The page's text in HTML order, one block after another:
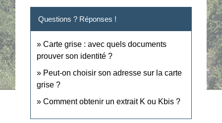
Questions ? Réponses !
Carte grise : avec quels documents
prouver son identité ?
Peut-on choisir son adresse sur la carte
grise ?
Comment obtenir un extrait K ou Kbis ?